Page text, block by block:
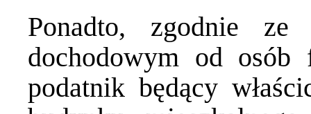
Ponadto, zgodnie
dochodowym od osób
podatnik będący